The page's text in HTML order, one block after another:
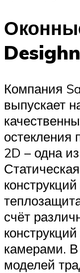
Компания
выпускает
2D – одна
счёт
камерами.
моделей